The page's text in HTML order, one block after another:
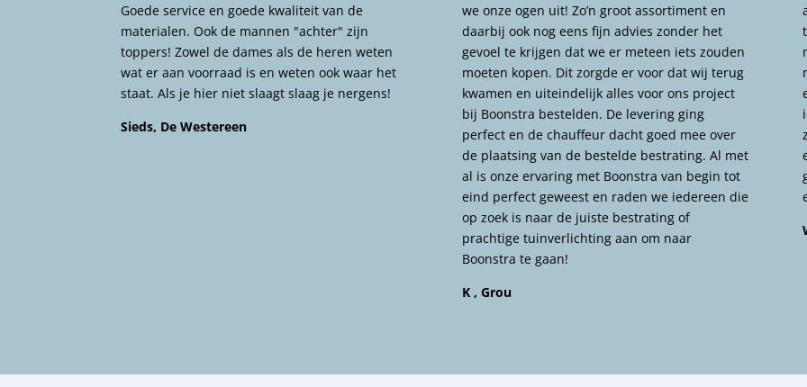
Goede service en goede kwaliteit van de
materialen. Ook de mannen "achter" zijn
toppers! Zowel de dames als de heren weten
wat er aan voorraad is en weten ook waar het
staat. Als je hier niet slaagt slaag je nergens!
Sieds, De Westereen
we onze ogen uit! Zo’n groot assortiment en
daarbij ook nog eens fijn advies zonder het
gevoel te krijgen dat we er meteen iets zouden
moeten kopen. Dit zorgde er voor dat wij terug
kwamen en uiteindelijk alles voor ons project
bij Boonstra bestelden. De levering ging
perfect en de chauffeur dacht goed mee over
de plaatsing van de bestelde bestrating. Al met
al is onze ervaring met Boonstra van begin tot
eind perfect geweest en raden we iedereen die
op zoek is naar de juiste bestrating of
prachtige tuinverlichting aan om naar
Boonstra te gaan!
K , Grou